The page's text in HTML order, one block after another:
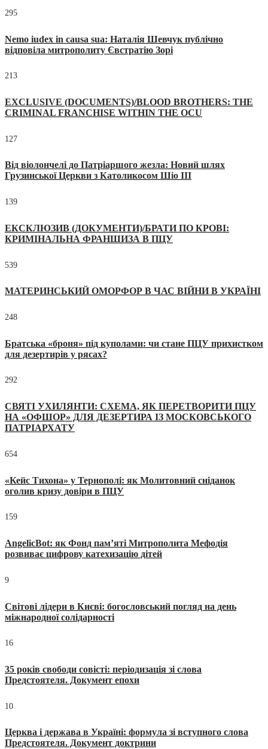
295
Nemo iudex in causa sua: Наталія Шевчук публічно
відповіла митрополиту Євстратію Зорі
213
EXCLUSIVE (DOCUMENTS)/BLOOD BROTHERS: THE
CRIMINAL FRANCHISE WITHIN THE OCU
127
Від віолончелі до Патріаршого жезла: Новий шлях
Грузинської Церкви з Католикосом Шіо III
139
ЕКСКЛЮЗИВ (ДОКУМЕНТИ)/БРАТИ ПО КРОВІ:
КРИМІНАЛЬНА ФРАНШИЗА В ПЦУ
539
МАТЕРИНСЬКИЙ ОМОРФОР В ЧАС ВІЙНИ В УКРАЇНІ
248
Братська «броня» під куполами: чи стане ПЦУ прихистком
для дезертирів у рясах?
292
СВЯТІ УХИЛЯНТИ: СХЕМА, ЯК ПЕРЕТВОРИТИ ПЦУ
НА «ОФШОР» ДЛЯ ДЕЗЕРТИРА ІЗ МОСКОВСЬКОГО
ПАТРІАРХАТУ
654
«Кейс Тихона» у Тернополі: як Молитовний сніданок
оголив кризу довіри в ПЦУ
159
AngelicBot: як Фонд пам’яті Митрополита Мефодія
розвиває цифрову катехизацію дітей
9
Світові лідери в Києві: богословський погляд на день
міжнародної солідарності
16
35 років свободи совісті: періодизація зі слова
Предстоятеля. Документ епохи
10
Церква і держава в Україні: формула зі вступного слова
Предстоятеля. Документ доктрини